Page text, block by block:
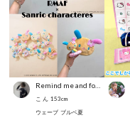
こ ん 153cm
ウェーブ ブルベ夏